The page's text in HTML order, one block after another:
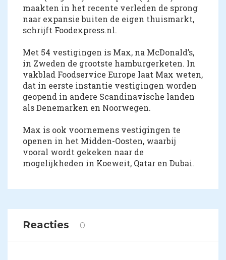
maakten in het recente verleden de sprong
naar expansie buiten de eigen thuismarkt,
schrijft Foodexpress.nl.
Met 54 vestigingen is Max, na McDonald’s,
in Zweden de grootste hamburgerketen. In
vakblad Foodservice Europe laat Max weten,
dat in eerste instantie vestigingen worden
geopend in andere Scandinavische landen
als Denemarken en Noorwegen.
Max is ook voornemens vestigingen te
openen in het Midden-Oosten, waarbij
vooral wordt gekeken naar de
mogelijkheden in Koeweit, Qatar en Dubai.
Reacties 0